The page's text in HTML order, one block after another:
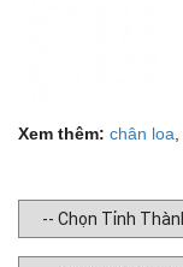
Xem thêm: chân loa,